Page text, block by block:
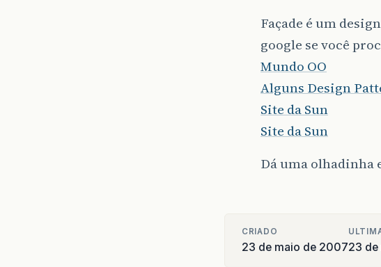
Façade é um
google se você
Mundo OO
Alguns Design
Site da Sun
Site da Sun
Dá uma olhadinha
CRIADO
23 de maio de 200723